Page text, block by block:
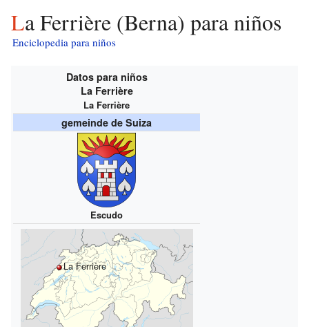
La Ferrière (Berna) para niños
Enciclopedia para niños
Datos para niños
La Ferrière
La Ferrière
gemeinde de Suiza
Escudo
La Ferrière